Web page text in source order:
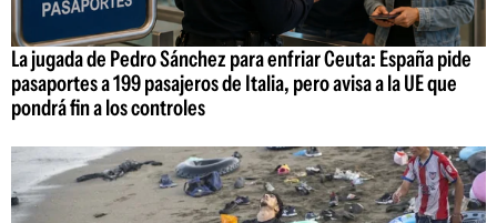
La jugada de Pedro Sánchez para enfriar Ceuta: España pide
pasaportes a 199 pasajeros de Italia, pero avisa a la UE que
pondrá fin a los controles